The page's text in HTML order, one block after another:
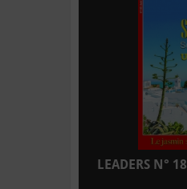
LEADERS N°